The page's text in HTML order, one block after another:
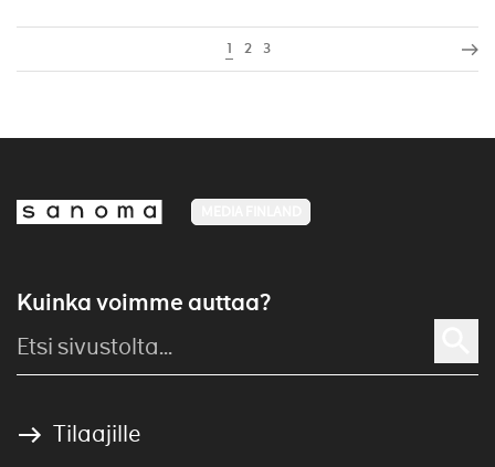
1 2 3
Kuinka voimme auttaa?
Tilaajille